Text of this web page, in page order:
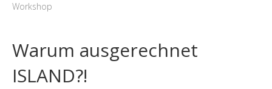
Workshop
Warum ausgerechnet
ISLAND?!